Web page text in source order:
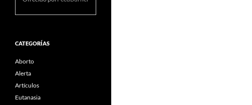
CATEGORÍAS
Aborto
Alerta
Artículos
Eutanasia